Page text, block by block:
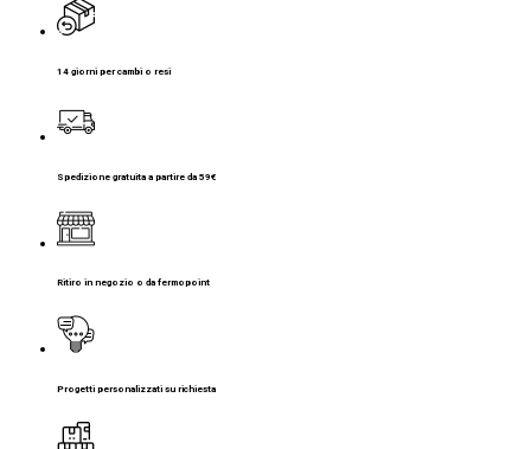
14 giorni per cambi o resi
Spedizione gratuita a partire da 59€
Ritiro in negozio o da fermopoint
Progetti personalizzati su richiesta